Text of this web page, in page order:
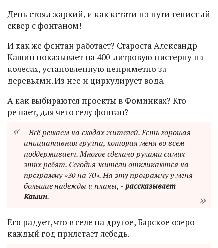
День стоял жаркий, и как кстати по пути тенистый
сквер с фонтаном!
И как же фонтан работает? Староста Александр
Кашин показывает на 400-литровую цистерну на
колесах, установленную неприметно за
деревьями. Из нее и циркулирует вода.
А как выбираются проекты в Фоминках? Кто
решает, для чего селу фонтан?
- Всё решаем на сходах жителей. Есть хорошая
инициативная группа, которая меня во всем
поддерживает. Многое сделано руками самих
этих ребят. Сегодня жители откликаются на
программу «30 на 70». На эту программу у меня
большие надежды и планы, -рассказывает
Кашин.
Его радует, что в селе на другое, Барское озеро
каждый год прилетает лебедь.